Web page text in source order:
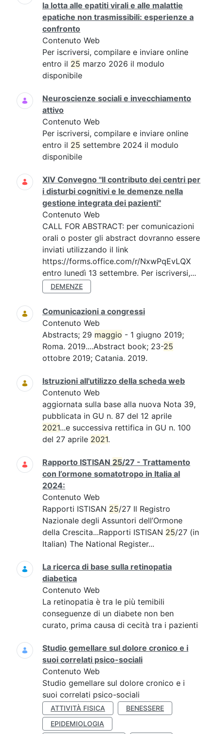
la lotta alle epatiti virali e alle malattie
epatiche non trasmissibili: esperienze a
confronto
Contenuto Web
Per iscriversi, compilare e inviare online
entro il 25 marzo 2026 il modulo
disponibile
Neuroscienze sociali e invecchiamento
attivo
Contenuto Web
Per iscriversi, compilare e inviare online
entro il 25 settembre 2024 il modulo
disponibile
XIV Convegno "Il contributo dei centri per
i disturbi cognitivi e le demenze nella
gestione integrata dei pazienti"
Contenuto Web
CALL FOR ABSTRACT: per comunicazioni
orali o poster gli abstract dovranno essere
inviati utilizzando il link
https://forms.office.com/r/NxwPqEvLQX
entro lunedì 13 settembre. Per iscriversi,...
DEMENZE
Comunicazioni a congressi
Contenuto Web
Abstracts; 29 maggio - 1 giugno 2019;
Roma. 2019....Abstract book; 23-25
ottobre 2019; Catania. 2019.
Istruzioni all'utilizzo della scheda web
Contenuto Web
aggiornata sulla base alla nuova Nota 39,
pubblicata in GU n. 87 del 12 aprile
2021...e successiva rettifica in GU n. 100
del 27 aprile 2021.
Rapporto ISTISAN 25/27 - Trattamento
con l’ormone somatotropo in Italia al
2024:
Contenuto Web
Rapporti ISTISAN 25/27 Il Registro
Nazionale degli Assuntori dell’Ormone
della Crescita...Rapporti ISTISAN 25/27 (in
Italian) The National Register...
La ricerca di base sulla retinopatia
diabetica
Contenuto Web
La retinopatia è tra le più temibili
conseguenze di un diabete non ben
curato, prima causa di cecità tra i pazienti
Studio gemellare sul dolore cronico e i
suoi correlati psico-sociali
Contenuto Web
Studio gemellare sul dolore cronico e i
suoi correlati psico-sociali
ATTIVITÀ FISICA
BENESSERE
EPIDEMIOLOGIA